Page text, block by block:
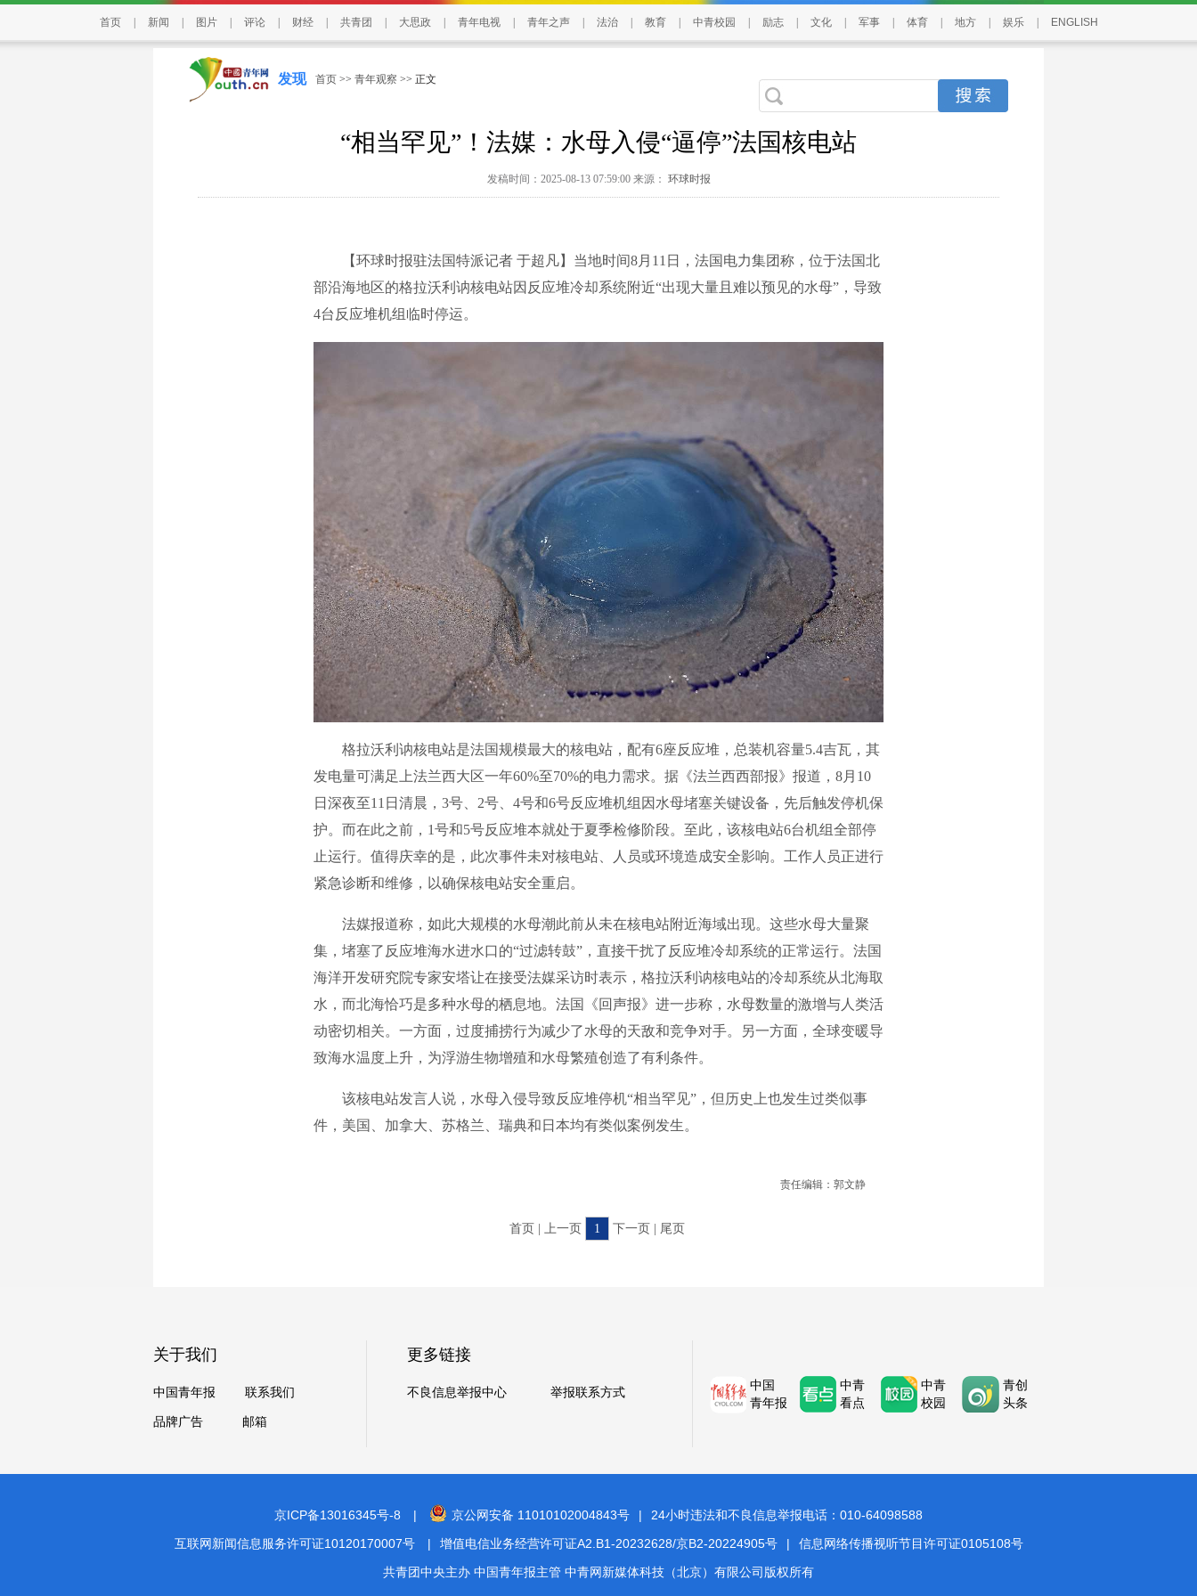
首页 新闻 图片 评论 财经 共青团 大思政 青年电视 青年之声 法治 教育 中青校园 励志 文化 军事 体育 地方 娱乐 ENGLISH
发现 首页 >> 青年观察 >> 正文
“相当罕见”！法媒：水母入侵“逼停”法国核电站
发稿时间：2025-08-13 07:59:00 来源： 环球时报
【环球时报驻法国特派记者 于超凡】当地时间8月11日，法国电力集团称，位于法国北
部沿海地区的格拉沃利讷核电站因反应堆冷却系统附近“出现大量且难以预见的水母”，导致
4台反应堆机组临时停运。
格拉沃利讷核电站是法国规模最大的核电站，配有6座反应堆，总装机容量5.4吉瓦，其
发电量可满足上法兰西大区一年60%至70%的电力需求。据《法兰西西部报》报道，8月10
日深夜至11日清晨，3号、2号、4号和6号反应堆机组因水母堵塞关键设备，先后触发停机保
护。而在此之前，1号和5号反应堆本就处于夏季检修阶段。至此，该核电站6台机组全部停
止运行。值得庆幸的是，此次事件未对核电站、人员或环境造成安全影响。工作人员正进行
紧急诊断和维修，以确保核电站安全重启。
法媒报道称，如此大规模的水母潮此前从未在核电站附近海域出现。这些水母大量聚
集，堵塞了反应堆海水进水口的“过滤转鼓”，直接干扰了反应堆冷却系统的正常运行。法国
海洋开发研究院专家安塔让在接受法媒采访时表示，格拉沃利讷核电站的冷却系统从北海取
水，而北海恰巧是多种水母的栖息地。法国《回声报》进一步称，水母数量的激增与人类活
动密切相关。一方面，过度捕捞行为减少了水母的天敌和竞争对手。另一方面，全球变暖导
致海水温度上升，为浮游生物增殖和水母繁殖创造了有利条件。
该核电站发言人说，水母入侵导致反应堆停机“相当罕见”，但历史上也发生过类似事
件，美国、加拿大、苏格兰、瑞典和日本均有类似案例发生。
责任编辑：郭文静
首页 | 上一页 1 下一页 | 尾页
关于我们
中国青年报 联系我们
品牌广告 邮箱
更多链接
不良信息举报中心 举报联系方式
中国
青年报
中青
看点
中青
校园
青创
头条
京ICP备13016345号-8 | 京公网安备 11010102004843号 |
24小时违法和不良信息举报电话：010-64098588
互联网新闻信息服务许可证10120170007号
| 增值电信业务经营许可证A2.B1-20232628/京B2-20224905号 |
信息网络传播视听节目许可证0105108号
共青团中央主办 中国青年报主管 中青网新媒体科技（北京）有限公司版权所有